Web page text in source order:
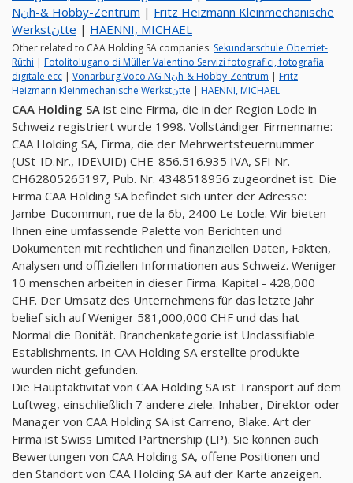
Nنh-& Hobby-Zentrum | Fritz Heizmann Kleinmechanische
Werkstنtte | HAENNI, MICHAEL
Other related to CAA Holding SA companies: Sekundarschule Oberriet-
Rüthi | Fotolitolugano di Müller Valentino Servizi fotografici, fotografia
digitale ecc | Vonarburg Voco AG Nنh-& Hobby-Zentrum | Fritz
Heizmann Kleinmechanische Werkstنtte | HAENNI, MICHAEL
CAA Holding SA ist eine Firma, die in der Region Locle in
Schweiz registriert wurde 1998. Vollständiger Firmenname:
CAA Holding SA, Firma, die der Mehrwertsteuernummer
(USt-ID.Nr., IDE\UID) CHE-856.516.935 IVA, SFI Nr.
CH62805265197, Pub. Nr. 4348518956 zugeordnet ist. Die
Firma CAA Holding SA befindet sich unter der Adresse:
Jambe-Ducommun, rue de la 6b, 2400 Le Locle. Wir bieten
Ihnen eine umfassende Palette von Berichten und
Dokumenten mit rechtlichen und finanziellen Daten, Fakten,
Analysen und offiziellen Informationen aus Schweiz. Weniger
10 menschen arbeiten in dieser Firma. Kapital - 428,000
CHF. Der Umsatz des Unternehmens für das letzte Jahr
belief sich auf Weniger 581,000,000 CHF und das hat
Normal die Bonität. Branchenkategorie ist Unclassifiable
Establishments. In CAA Holding SA erstellte produkte
wurden nicht gefunden.
Die Hauptaktivität von CAA Holding SA ist Transport auf dem
Luftweg, einschließlich 7 andere ziele. Inhaber, Direktor oder
Manager von CAA Holding SA ist Carreno, Blake. Art der
Firma ist Swiss Limited Partnership (LP). Sie können auch
Bewertungen von CAA Holding SA, offene Positionen und
den Standort von CAA Holding SA auf der Karte anzeigen.